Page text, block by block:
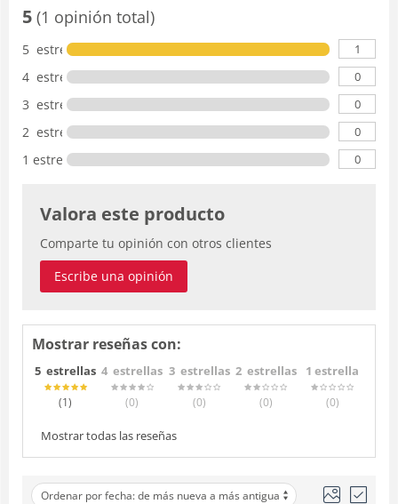
5 (1 opinión total)
5 estrellas 1
4 estrellas 0
3 estrellas 0
2 estrellas 0
1 estrella 0
Valora este producto
Comparte tu opinión con otros clientes
Escribe una opinión
Mostrar reseñas con:
5 estrellas
(1)
4 estrellas
(0)
3 estrellas
(0)
2 estrellas
(0)
1 estrella
(0)
Mostrar todas las reseñas
Ordenar por fecha: de más nueva a más antigua